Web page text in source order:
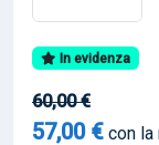
In evidenza
60,00 €
57,00 € con la